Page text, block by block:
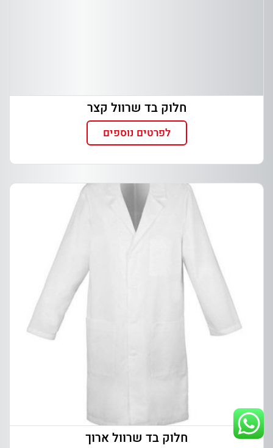
חלוק בד שרוול קצר
לפרטים נוספים
חלוק בד שרוול ארוך